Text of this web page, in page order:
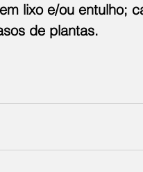
lixo e/ou entulho;
de plantas.